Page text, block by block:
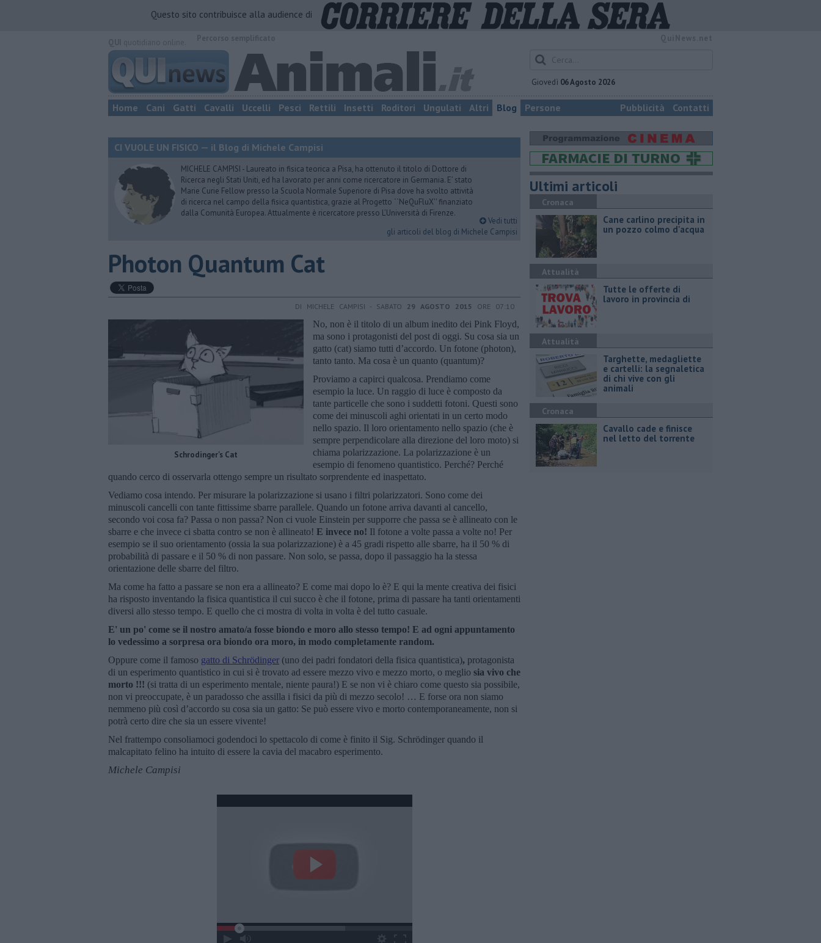
Questo sito contribuisce alla audience di
Giovedì 06 Agosto 2026
Home Cani Gatti Cavalli Uccelli Pesci Rettili Insetti Roditori Ungulati Altri Blog Persone Pubblicità Contatti
CI VUOLE UN FISICO — il Blog di Michele Campisi
MICHELE CAMPISI - Laureato in fisica teorica a Pisa, ha ottenuto il titolo di Dottore di
Ricerca negli Stati Uniti, ed ha lavorato per anni come ricercatore in Germania. E’ stato
Marie Curie Fellow presso la Scuola Normale Superiore di Pisa dove ha svolto attività
di ricerca nel campo della fisica quantistica, grazie al Progetto ``NeQuFluX'' finanziato
dalla Comunità Europea. Attualmente è ricercatore presso L’Università di Firenze.
Vedi tutti
gli articoli del blog di Michele Campisi
Photon Quantum Cat
DI MICHELE CAMPISI - SABATO 29 AGOSTO 2015 ORE 07:10
Schrodinger's Cat
No, non è il titolo di un album inedito dei Pink Floyd,
ma sono i protagonisti del post di oggi. Su cosa sia un
gatto (cat) siamo tutti d’accordo. Un fotone (photon),
tanto tanto. Ma cosa è un quanto (quantum)?
Proviamo a capirci qualcosa. Prendiamo come
esempio la luce. Un raggio di luce è composto da
tante particelle che sono i suddetti fotoni. Questi sono
come dei minuscoli aghi orientati in un certo modo
nello spazio. Il loro orientamento nello spazio (che è
sempre perpendicolare alla direzione del loro moto) si
chiama polarizzazione. La polarizzazione è un
esempio di fenomeno quantistico. Perché? Perché
quando cerco di osservarla ottengo sempre un risultato sorprendente ed inaspettato.
Vediamo cosa intendo. Per misurare la polarizzazione si usano i filtri polarizzatori. Sono come dei
minuscoli cancelli con tante fittissime sbarre parallele. Quando un fotone arriva davanti al cancello,
secondo voi cosa fa? Passa o non passa? Non ci vuole Einstein per supporre che passa se è allineato con le
sbarre e che invece ci sbatta contro se non è allineato! E invece no! Il fotone a volte passa a volte no! Per
esempio se il suo orientamento (ossia la sua polarizzazione) è a 45 gradi rispetto alle sbarre, ha il 50 % di
probabilità di passare e il 50 % di non passare. Non solo, se passa, dopo il passaggio ha la stessa
orientazione delle sbarre del filtro.
Ma come ha fatto a passare se non era a allineato? E come mai dopo lo è? E qui la mente creativa dei fisici
ha risposto inventando la fisica quantistica il cui succo è che il fotone, prima di passare ha tanti orientamenti
diversi allo stesso tempo. E quello che ci mostra di volta in volta è del tutto casuale.
E' un po' come se il nostro amato/a fosse biondo e moro allo stesso tempo! E ad ogni appuntamento
lo vedessimo a sorpresa ora biondo ora moro, in modo completamente random.
Oppure come il famoso gatto di Schrödinger (uno dei padri fondatori della fisica quantistica), protagonista
di un esperimento quantistico in cui si è trovato ad essere mezzo vivo e mezzo morto, o meglio sia vivo che
morto !!! (si tratta di un esperimento mentale, niente paura!) E se non vi è chiaro come questo sia possibile,
non vi preoccupate, è un paradosso che assilla i fisici da più di mezzo secolo! … E forse ora non siamo
nemmeno più così d’accordo su cosa sia un gatto: Se può essere vivo e morto contemporaneamente, non si
potrà certo dire che sia un essere vivente!
Nel frattempo consoliamoci godendoci lo spettacolo di come è finito il Sig. Schrödinger quando il
malcapitato felino ha intuito di essere la cavia del macabro esperimento.
Michele Campisi
Ultimi articoli
Cronaca
Cane carlino precipita in
un pozzo colmo d'acqua
Attualità
​Tutte le offerte di
lavoro in provincia di
Attualità
Targhette, medagliette
e cartelli: la segnaletica
di chi vive con gli
animali
Cronaca
Cavallo cade e finisce
nel letto del torrente